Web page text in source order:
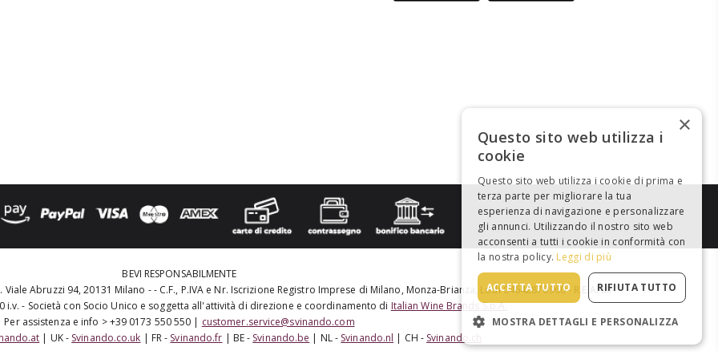
BEVI RESPONSABILMENTE
Abruzzi 94, 20131 Milano - - C.F., P.IVA e Nr. Iscrizione Registro Imprese di Milano, Monza-Brianza, Lodi 04642870960 - R.E.A. MI-
i.v. - Società con Socio Unico e soggetta all'attività di direzione e coordinamento di Italian Wine Brands S.p.A.
Per assistenza e info > +39 0173 550 550 | customer.service@svinando.com
| UK - Svinando.co.uk | FR - Svinando.fr | BE - Svinando.be | NL - Svinando.nl | CH - Svinando.ch
×
Questo sito web utilizza i
cookie
Questo sito web utilizza i cookie di prima e
terza parte per migliorare la tua
esperienza di navigazione e personalizzare
gli annunci. Utilizzando il nostro sito web
acconsenti a tutti i cookie in conformità con
la nostra policy. Leggi di più
ACCETTA TUTTO RIFIUTA TUTTO
MOSTRA DETTAGLI E PERSONALIZZA
STRETTAMENTE NECESSARI